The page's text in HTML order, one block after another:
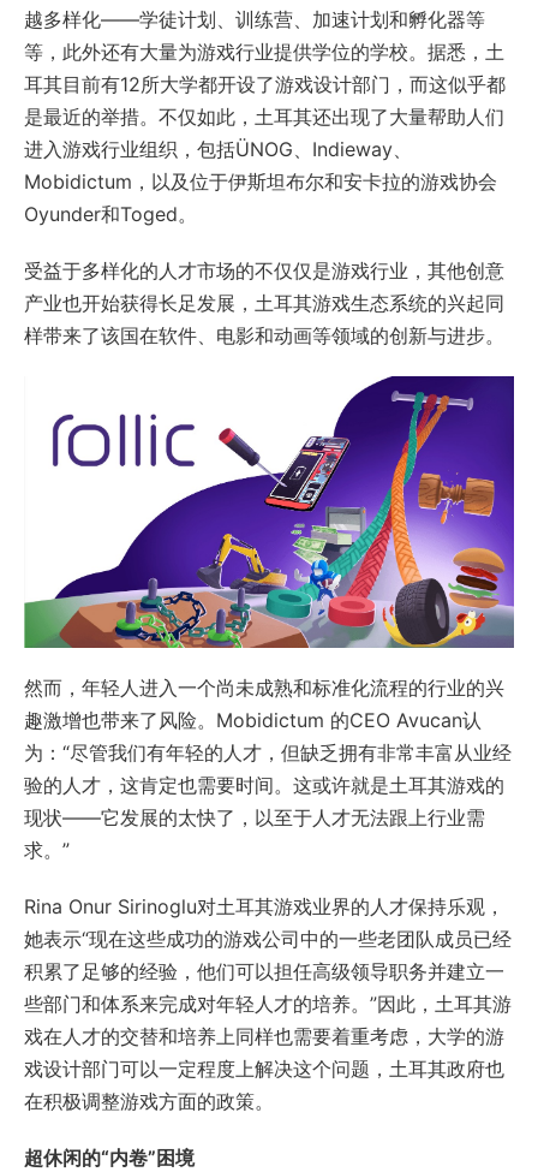
越多样化——学徒计划、训练营、加速计划和孵化器等
等，此外还有大量为游戏行业提供学位的学校。据悉，土
耳其目前有12所大学都开设了游戏设计部门，而这似乎都
是最近的举措。不仅如此，土耳其还出现了大量帮助人们
进入游戏行业组织，包括ÜNOG、Indieway、
Mobidictum，以及位于伊斯坦布尔和安卡拉的游戏协会
Oyunder和Toged。
受益于多样化的人才市场的不仅仅是游戏行业，其他创意
产业也开始获得长足发展，土耳其游戏生态系统的兴起同
样带来了该国在软件、电影和动画等领域的创新与进步。
然而，年轻人进入一个尚未成熟和标准化流程的行业的兴
趣激增也带来了风险。Mobidictum 的CEO Avucan认
为：“尽管我们有年轻的人才，但缺乏拥有非常丰富从业经
验的人才，这肯定也需要时间。这或许就是土耳其游戏的
现状——它发展的太快了，以至于人才无法跟上行业需
求。”
Rina Onur Sirinoglu对土耳其游戏业界的人才保持乐观，
她表示“现在这些成功的游戏公司中的一些老团队成员已经
积累了足够的经验，他们可以担任高级领导职务并建立一
些部门和体系来完成对年轻人才的培养。”因此，土耳其游
戏在人才的交替和培养上同样也需要着重考虑，大学的游
戏设计部门可以一定程度上解决这个问题，土耳其政府也
在积极调整游戏方面的政策。
超休闲的“内卷”困境